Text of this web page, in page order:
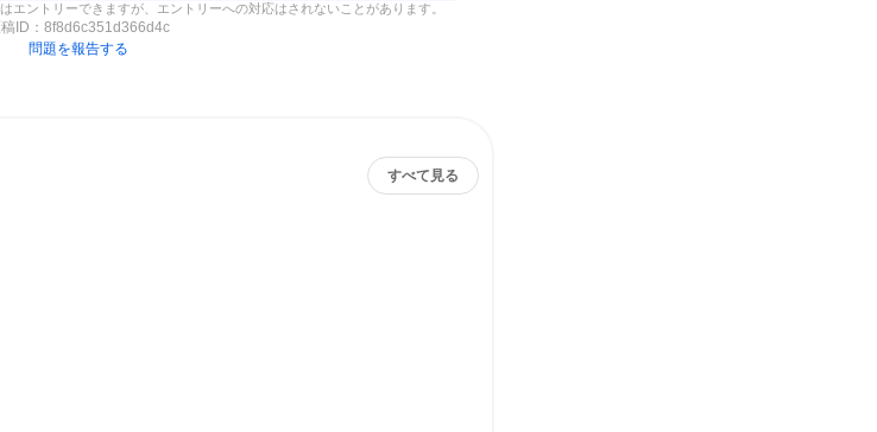
エントリーできますが、エントリーへの対応はされないことがあります。
ID： 8f8d6c351d366d4c
問題を報告する
すべて見る